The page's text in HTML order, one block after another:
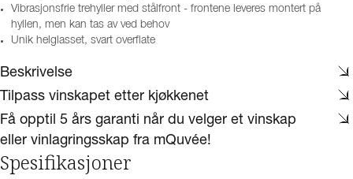
Vibrasjonsfrie trehyller med stålfront - frontene leveres montert på
hyllen, men kan tas av ved behov
Unik helglasset, svart overflate
Beskrivelse
Tilpass vinskapet etter kjøkkenet
Få opptil 5 års garanti når du velger et vinskap
eller vinlagringsskap fra mQuvée!
Spesifikasjoner